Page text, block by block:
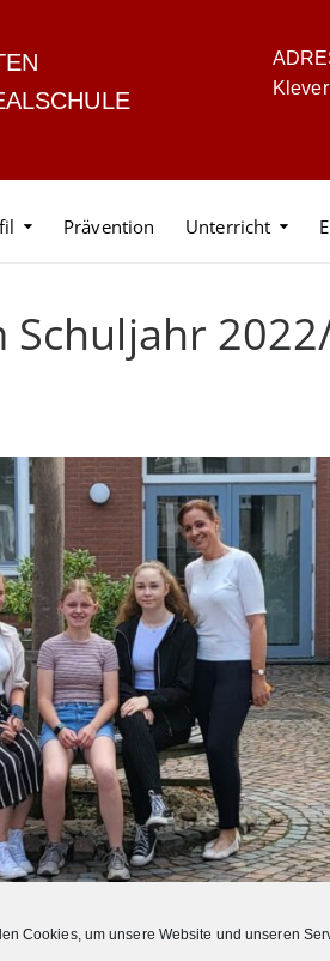
Cookies, um unsere Website und unseren
Prävention Unterricht
Schuljahr